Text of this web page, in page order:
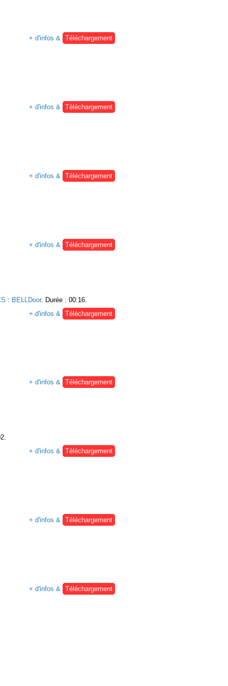
+ d'infos & Téléchargement
+ d'infos &
Téléchargement
+ d'infos &
Téléchargement
+ d'infos &
Téléchargement
: BELLDoor. Durée : 00:16.
+ d'infos &
Téléchargement
+ d'infos & Téléchargement
+ d'infos & Téléchargement
+ d'infos & Téléchargement
+ d'infos &
Téléchargement